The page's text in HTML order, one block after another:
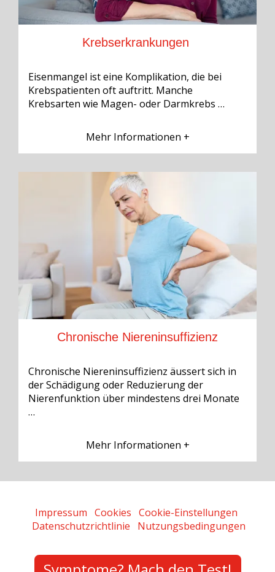
Krebserkrankungen
Eisenmangel ist eine Komplikation, die bei
Krebspatienten oft auftritt. Manche
Krebsarten wie Magen- oder Darmkrebs …
Mehr Informationen +
Chronische Niereninsuffizienz
Chronische Niereninsuffizienz äussert sich in
der Schädigung oder Reduzierung der
Nierenfunktion über mindestens drei Monate
…
Mehr Informationen +
Impressum Cookies Cookie-Einstellungen
Datenschutzrichtlinie
Nutzungsbedingungen